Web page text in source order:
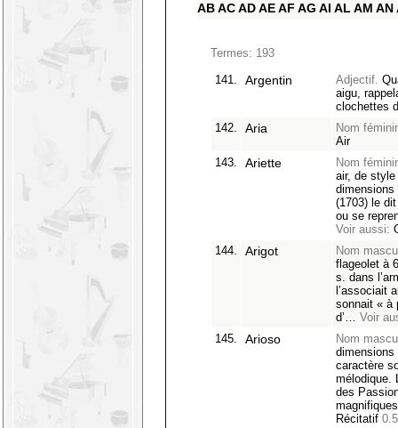
ABACADAEAF AG AI AL AM AN
Termes: 193
141.
Argentin Adjectif.
aigu,
clochettes
142.
Aria
Nom
Air
143.
Ariette
Nom
air, de
dimensions
(1703) le
ou se
Voir aussi:
144.
Arigot
Nom
flageolet à
s. dans
l’associait
sonnait « à
d’… Voir
145.
Arioso
Nom
caractère
mélodique.
des
Récitatif